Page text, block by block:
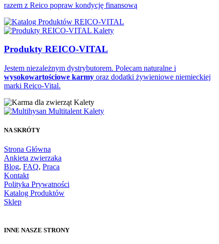
razem z Reico popraw kondycję finansową
Produkty REICO-VITAL
Jestem niezależnym dystrybutorem. Polecam naturalne i
wysokowartościowe karmy oraz dodatki żywieniowe niemieckiej
marki Reico-Vital.
NA SKRÓTY
Strona Główna
Ankieta zwierzaka
Blog, FAQ, Praca
Kontakt
Polityka Prywatności
Katalog Produktów
Sklep
INNE NASZE STRONY